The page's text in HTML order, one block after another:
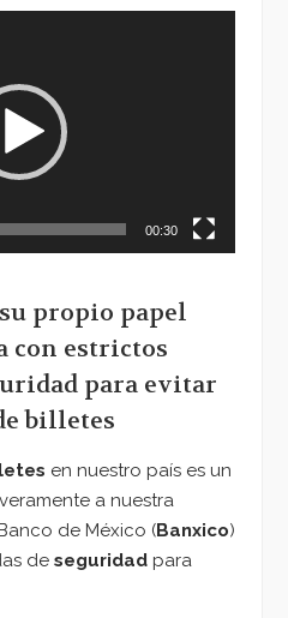
00:30
propio papel
con estrictos
para evitar
billetes
en nuestro país es un
a nuestra
de México (Banxico)
de seguridad para